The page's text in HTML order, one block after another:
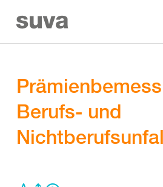
Berufs- und